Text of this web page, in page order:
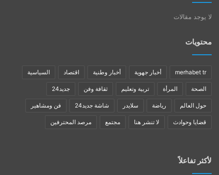
لا يوجد مقالات
محتويات
merhabet tr أخبار جهوية أخبار وطنية اقتصاد السياسية
الصحة المرأة تربية وتعليم ثقافة وفن جديد24
حول العالم رياضة سلايدر شاشة جديد24 فن ومشاهير
قضايا وحوادث لا تنشر هنا مجتمع مرصد المحترفين
لأكثر تفاعلاً